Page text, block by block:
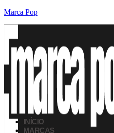
Marca Pop
INÍCIO
MARCAS